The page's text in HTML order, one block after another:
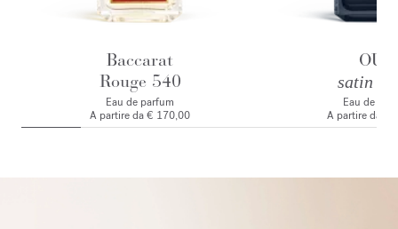
Baccarat
Rouge 540
Eau de parfum
A partire da€ 170,00
OUD
satin
Eau de
A partire da